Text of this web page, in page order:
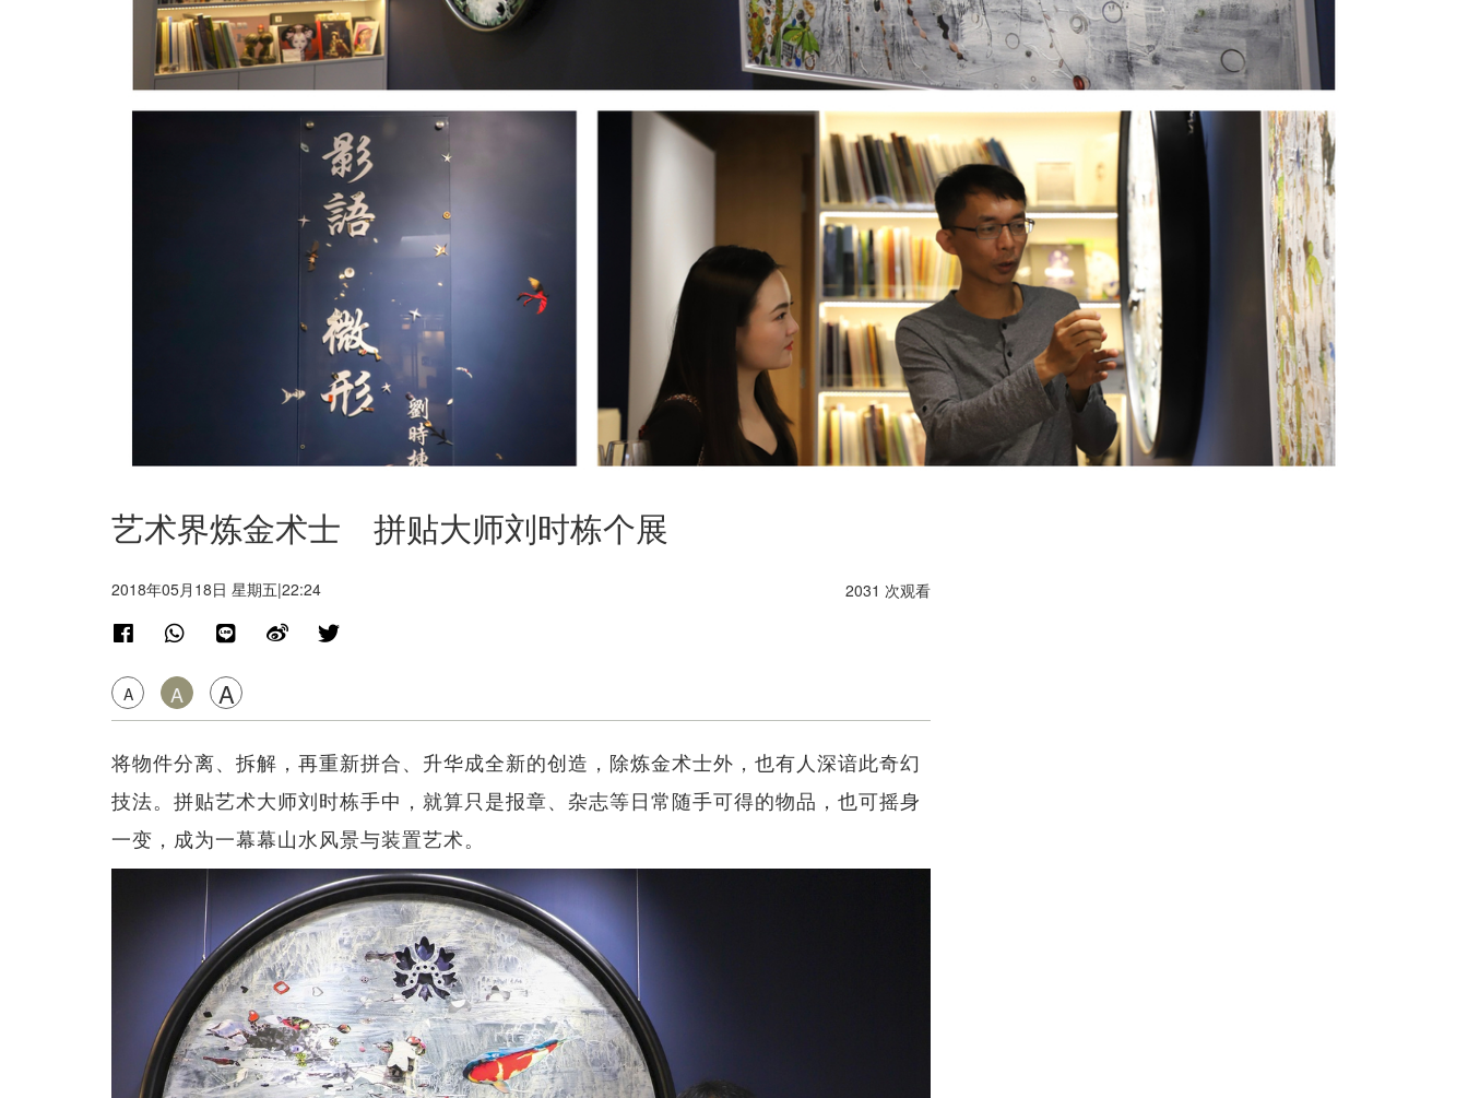
艺术界炼金术士 拼贴大师刘时栋个展
2018年05月18日 星期五|22:24
A A A
2031 次观看
将物件分离、拆解，再重新拼合、升华成全新的创造，除炼金术士外，也有人深谙此奇幻
技法。拼贴艺术大师刘时栋手中，就算只是报章、杂志等日常随手可得的物品，也可摇身
一变，成为一幕幕山水风景与装置艺术。